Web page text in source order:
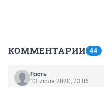
КОММЕНТАРИИ 44
Гость
13 июля 2020, 23:06